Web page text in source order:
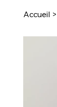
Accueil >